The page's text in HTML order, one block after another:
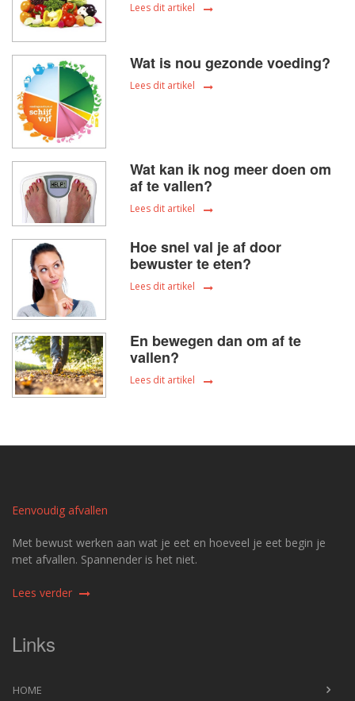
Lees dit artikel
Wat is nou gezonde voeding?
Lees dit artikel
Wat kan ik nog meer doen om
af te vallen?
Lees dit artikel
Hoe snel val je af door
bewuster te eten?
Lees dit artikel
En bewegen dan om af te
vallen?
Lees dit artikel
Eenvoudig afvallen
Met bewust werken aan wat je eet en hoeveel je eet begin je
met afvallen. Spannender is het niet.
Lees verder
Links
HOME